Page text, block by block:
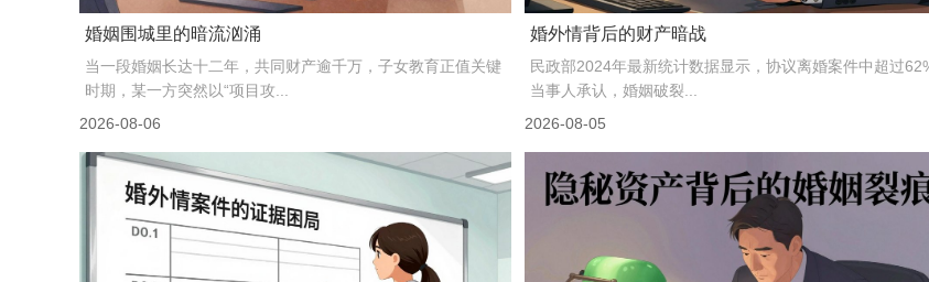
高价的出轨证据，正在成为离婚战场...
2024年一项婚恋调查显示，超过67%的离婚案件中，无过错方
会主张对方存在婚内过错，而其中近半数曾主动...
2026-08-06
花高价买的出轨证据，50%的案子...
婚姻心理学中有个概念叫“情感账户”，每一笔亲密互动是存
款，每一次伤害是取款。出轨相当于直接把账户销户—...
2026-08-05